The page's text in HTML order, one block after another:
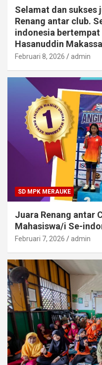
Selamat dan sukses
Renang antar club.
indonesia
Hasanuddin
Februari 8, 2026 admin
SD MPK MERAUKE
Juara Renang antar
Mahasiswa/i Se-
Februari 7, 2026 admin